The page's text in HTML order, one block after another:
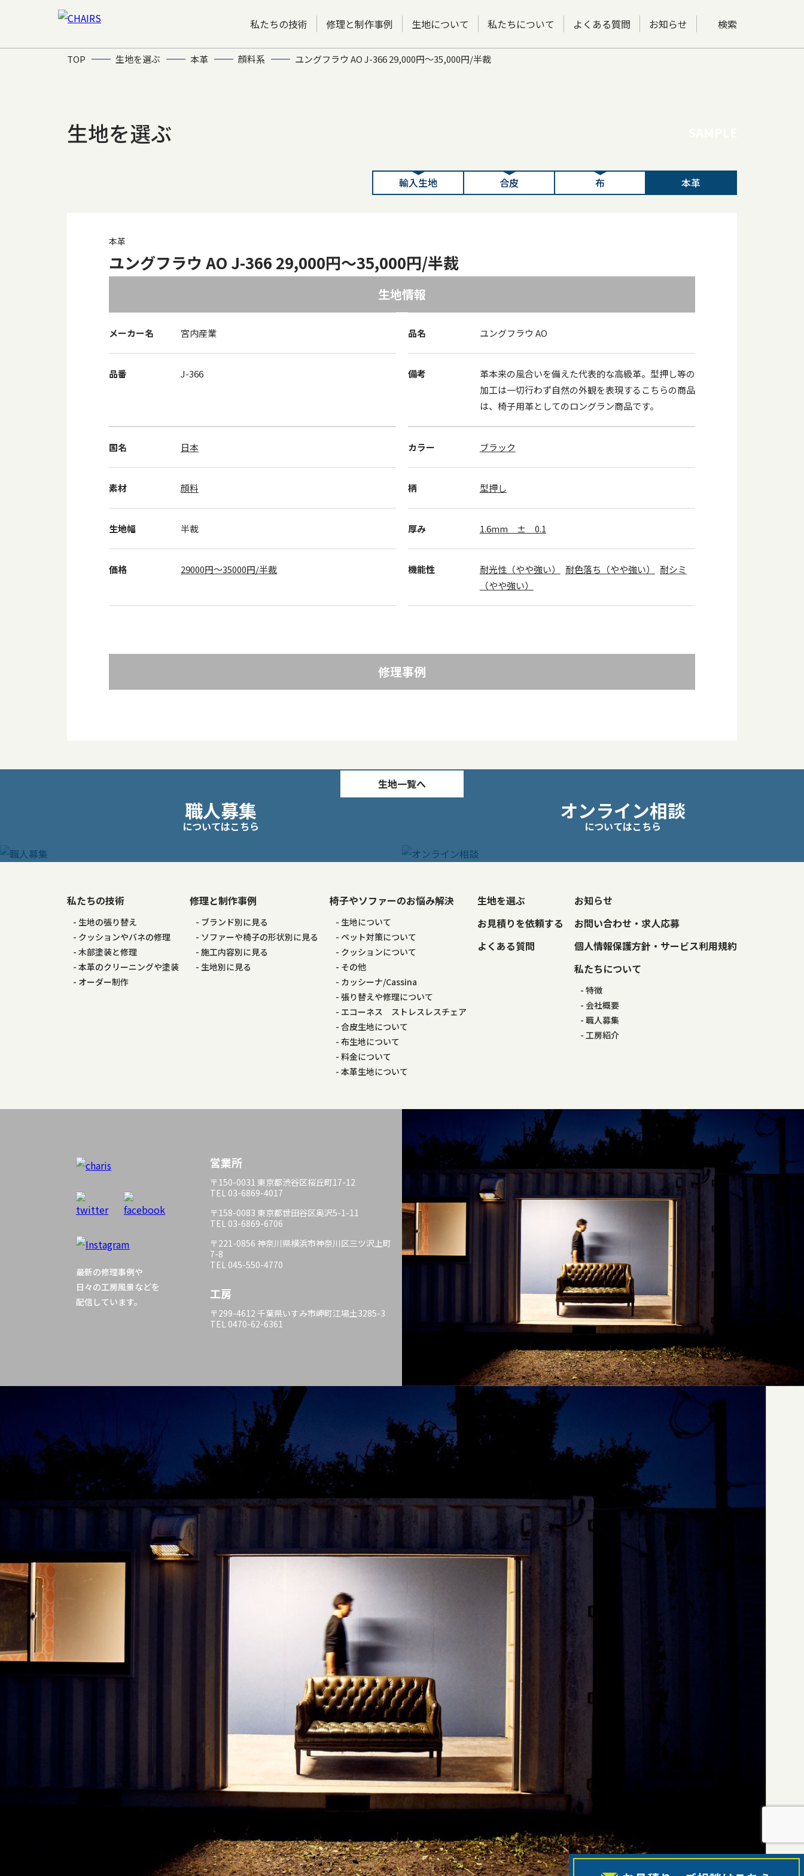
私たちの技術 修理と制作事例 生地について 私たちについて よくある質問 お知らせ 検索
TOP 生地を選ぶ 本革 顔料系 ユングフラウ AO J-366 29,000円～35,000円/半裁
生地を選ぶ
輸入生地 合皮 布 本革
本革
ユングフラウ AO J-366 29,000円～35,000円/半裁
生地情報
メーカー名 宮内産業 品名 ユングフラウ AO
品番 J-366 備考
革本来の風合いを備えた代表的な高級革。型押し等の
加工は一切行わず自然の外観を表現するこちらの商品
は、椅子用革としてのロングラン商品です。
国名 日本 カラー ブラック
素材 顔料 柄 型押し
生地幅 半裁 厚み 1.6mm ± 0.1
価格 29000円～35000円/半裁 機能性 耐光性（やや強い） 耐色落ち（やや強い）
耐シミ
（やや強い）
修理事例
ゲ
ー
シ
生地一覧へ
職人募集
についてはこちら
オンライン相談
についてはこちら
私たちの技術
生地の張り替え
クッションやバネの修理
木部塗装と修理
本革のクリーニングや塗装
オーダー制作
修理と制作事例
ブランド別に見る
ソファーや椅子の形状別に見る
施工内容別に見る
生地別に見る
椅子やソファーのお悩み解決
生地について
ペット対策について
クッションについて
その他
カッシーナ/Cassina
張り替えや修理について
エコーネス ストレスレスチェア
合皮生地について
布生地について
料金について
本革生地について
生地を選ぶ
お見積りを依頼する
よくある質問
お知らせ
お問い合わせ・求人応募
個人情報保護方針・サービス利用規約
私たちについて
特徴
会社概要
職人募集
工房紹介
最新の修理事例や
日々の工房風景などを
配信しています。
営業所
〒150-0031 東京都渋谷区桜丘町17-12
TEL 03-6869-4017
〒158-0083 東京都世田谷区奥沢5-1-11
TEL 03-6869-6706
〒221-0856 神奈川県横浜市神奈川区三ツ沢上町
7-8
TEL 045-550-4770
工房
〒299-4612 千葉県いすみ市岬町江場土3285-3
TEL 0470-62-6361